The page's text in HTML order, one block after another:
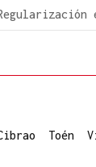
Toén